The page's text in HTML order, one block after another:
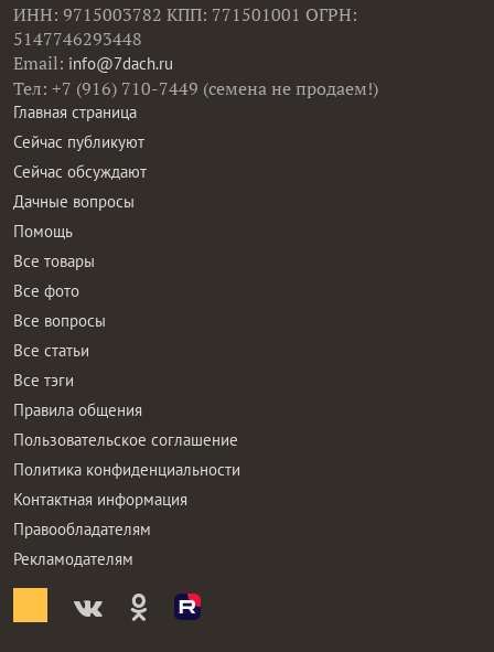
ИНН: 9715003782 КПП: 771501001 ОГРН:
5147746293448
Email: info@7dach.ru
Тел: +7 (916) 710-7449 (семена не продаем!)
Главная страница
Сейчас публикуют
Сейчас обсуждают
Дачные вопросы
Помощь
Все товары
Все фото
Все вопросы
Все статьи
Все тэги
Правила общения
Пользовательское соглашение
Политика конфиденциальности
Контактная информация
Правообладателям
Рекламодателям